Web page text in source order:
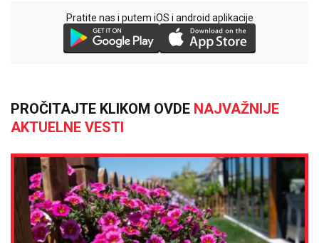
Pratite nas i putem iOS i android aplikacije
PROČITAJTE KLIKOM OVDE NAJVAŽNIJE
AKTUELNE VESTI